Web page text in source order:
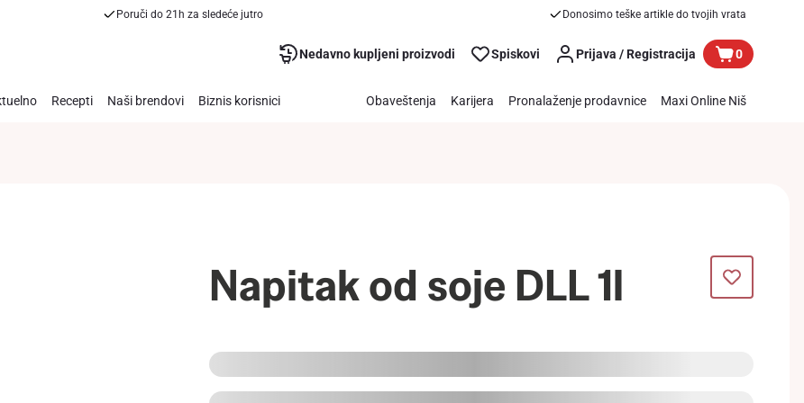
Poruči do 21h za sledeće jutro Donosimo teške artikle do tvojih vrata
Nedavno kupljeni proizvodi Spiskovi Prijava / Registracija 0
Recepti Naši brendovi Biznis korisnici Obaveštenja Karijera Pronalaženje prodavnice Maxi Online Niš
Napitak od soje DLL 1l